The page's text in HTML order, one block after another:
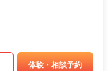
体験・相談予約